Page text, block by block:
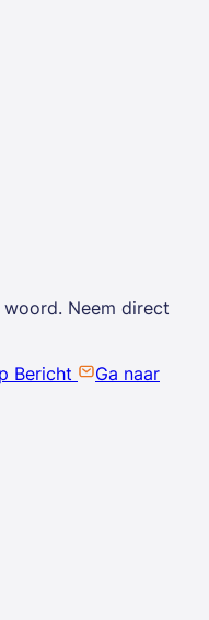
Neem direct
Bericht
Ga naar